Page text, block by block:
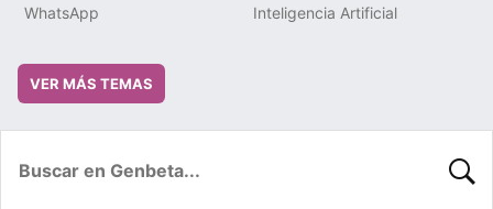
WhatsApp Inteligencia Artificial
VER MÁS TEMAS